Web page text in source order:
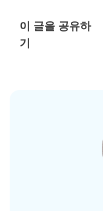
이 글을 공유하
기